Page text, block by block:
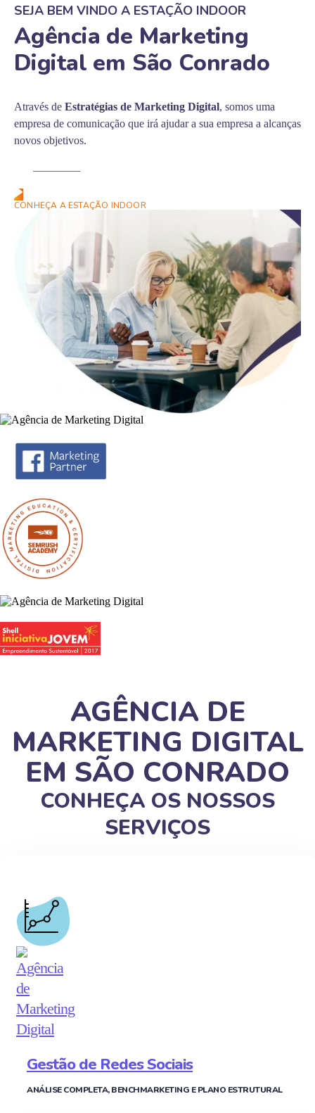
SEJA BEM VINDO A ESTAÇÃO INDOOR
Agência de Marketing
Digital em São Conrado
Através de Estratégias de Marketing Digital, somos uma
empresa de comunicação que irá ajudar a sua empresa a alcanças
novos objetivos.
CONHEÇA A ESTAÇÃO INDOOR
AGÊNCIA DE
MARKETING DIGITAL
EM SÃO CONRADO
CONHEÇA OS NOSSOS
SERVIÇOS
Gestão de Redes Sociais
ANÁLISE COMPLETA, BENCHMARKETING E PLANO ESTRUTURAL